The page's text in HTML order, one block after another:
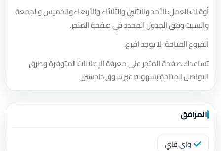
أوقات العمل: الأحد والاثنين والثلاثاء والأربعاء والخميس والجمعة
والسبت وفق الجدول المحدد في صفحة المتجر.
الفروع المتاحة: لا يوجد افرع.
تساعدك صفحة المتجر على معرفة الإعلانات المتوفرة وطرق
التواصل المتاحة بسهولة عبر سوق دادسترز.
المرافق
واي فاي